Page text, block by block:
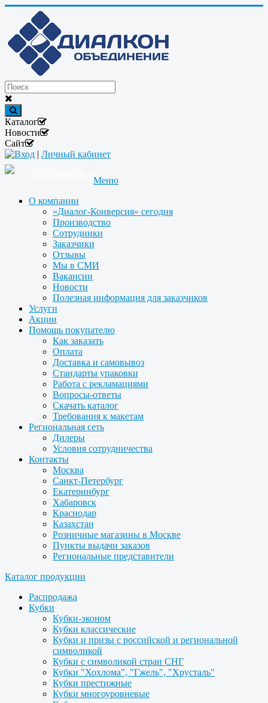
Каталог
Новости
Сайт
Вход | Личный кабинет
Меню
О компании
«Диалог-Конверсия» сегодня
Производство
Сотрудники
Заказчики
Отзывы
Мы в СМИ
Вакансии
Новости
Полезная информация для заказчиков
Услуги
Акции
Помощь покупателю
Как заказать
Оплата
Доставка и самовывоз
Стандарты упаковки
Работа с рекламациями
Вопросы-ответы
Скачать каталог
Требования к макетам
Региональная сеть
Дилеры
Условия сотрудничества
Контакты
Москва
Санкт-Петербург
Екатеринбург
Хабаровск
Краснодар
Казахстан
Розничные магазины в Москве
Пункты выдачи заказов
Региональные представители
Каталог продукции
Распродажа
Кубки
Кубки-эконом
Кубки классические
Кубки и призы с российской и региональной
символикой
Кубки с символикой стран СНГ
Кубки "Хохлома", "Гжель", "Хрусталь"
Кубки престижные
Кубки многоуровневые